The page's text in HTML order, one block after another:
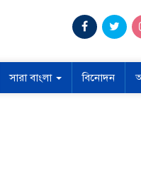
সারা বাংলা বিনোদন